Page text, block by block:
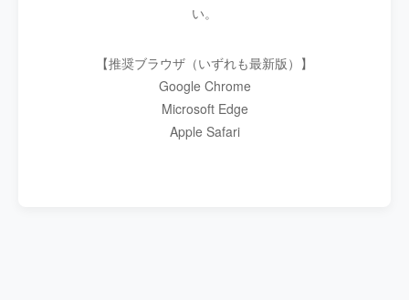
い。
【推奨ブラウザ（いずれも最新版）】
Google Chrome
Microsoft Edge
Apple Safari